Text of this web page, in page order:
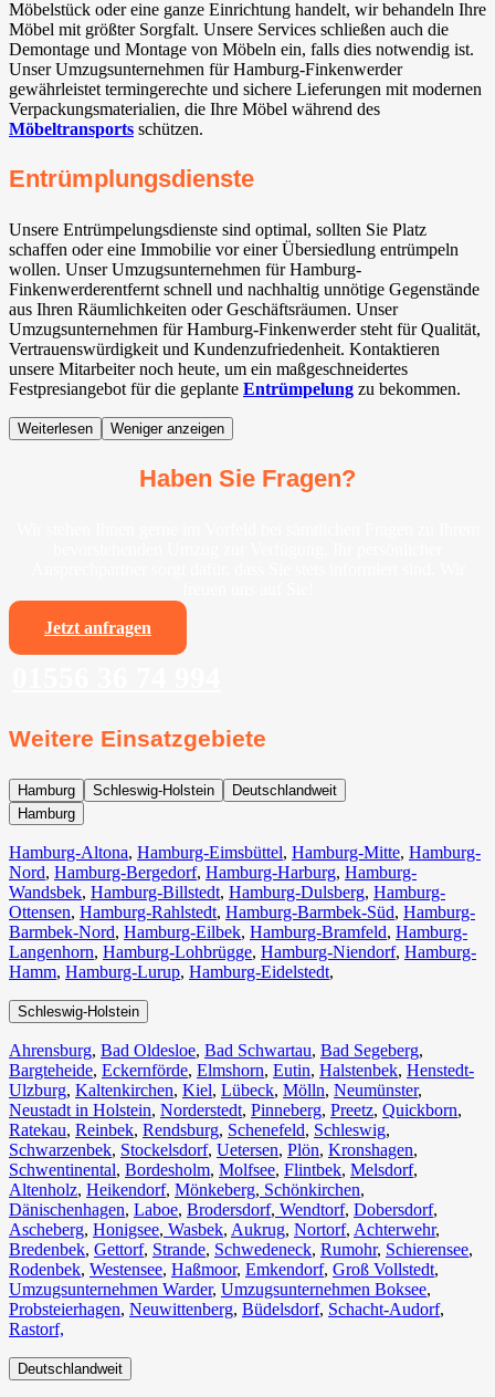
Möbelstück oder eine ganze Einrichtung handelt, wir behandeln Ihre
Möbel mit größter Sorgfalt. Unsere Services schließen auch die
Demontage und Montage von Möbeln ein, falls dies notwendig ist.
Unser Umzugsunternehmen für Hamburg-Finkenwerder
gewährleistet termingerechte und sichere Lieferungen mit modernen
Verpackungsmaterialien, die Ihre Möbel während des
Möbeltransports schützen.
Entrümplungsdienste
Unsere Entrümpelungsdienste sind optimal, sollten Sie Platz
schaffen oder eine Immobilie vor einer Übersiedlung entrümpeln
wollen. Unser Umzugsunternehmen für Hamburg-
Finkenwerderentfernt schnell und nachhaltig unnötige Gegenstände
aus Ihren Räumlichkeiten oder Geschäftsräumen. Unser
Umzugsunternehmen für Hamburg-Finkenwerder steht für Qualität,
Vertrauenswürdigkeit und Kundenzufriedenheit. Kontaktieren
unsere Mitarbeiter noch heute, um ein maßgeschneidertes
Festpresiangebot für die geplante Entrümpelung zu bekommen.
Weiterlesen Weniger anzeigen
Haben Sie Fragen?
Jetzt anfragen
Weitere Einsatzgebiete
Hamburg Schleswig-Holstein
Deutschlandweit
Hamburg
Hamburg-Altona, Hamburg-Eimsbüttel, Hamburg-Mitte, Hamburg-
Nord, Hamburg-Bergedorf, Hamburg-Harburg, Hamburg-
Wandsbek, Hamburg-Billstedt, Hamburg-Dulsberg, Hamburg-
Ottensen, Hamburg-Rahlstedt, Hamburg-Barmbek-Süd, Hamburg-
Barmbek-Nord, Hamburg-Eilbek, Hamburg-Bramfeld, Hamburg-
Langenhorn, Hamburg-Lohbrügge, Hamburg-Niendorf, Hamburg-
Hamm, Hamburg-Lurup, Hamburg-Eidelstedt,
Schleswig-Holstein
Ahrensburg, Bad Oldesloe, Bad Schwartau, Bad Segeberg,
Bargteheide, Eckernförde, Elmshorn, Eutin, Halstenbek, Henstedt-
Ulzburg, Kaltenkirchen, Kiel, Lübeck, Mölln, Neumünster,
Neustadt in Holstein, Norderstedt, Pinneberg, Preetz, Quickborn,
Ratekau, Reinbek, Rendsburg, Schenefeld, Schleswig,
Schwarzenbek, Stockelsdorf, Uetersen, Plön, Kronshagen,
Schwentinental, Bordesholm, Molfsee, Flintbek, Melsdorf,
Altenholz, Heikendorf, Mönkeberg, Schönkirchen,
Dänischenhagen, Laboe, Brodersdorf, Wendtorf, Dobersdorf,
Ascheberg, Honigsee, Wasbek, Aukrug, Nortorf, Achterwehr,
Bredenbek, Gettorf, Strande, Schwedeneck, Rumohr, Schierensee,
Rodenbek, Westensee, Haßmoor, Emkendorf, Groß Vollstedt,
Umzugsunternehmen Warder, Umzugsunternehmen Boksee,
Probsteierhagen, Neuwittenberg, Büdelsdorf, Schacht-Audorf,
Rastorf,
Deutschlandweit